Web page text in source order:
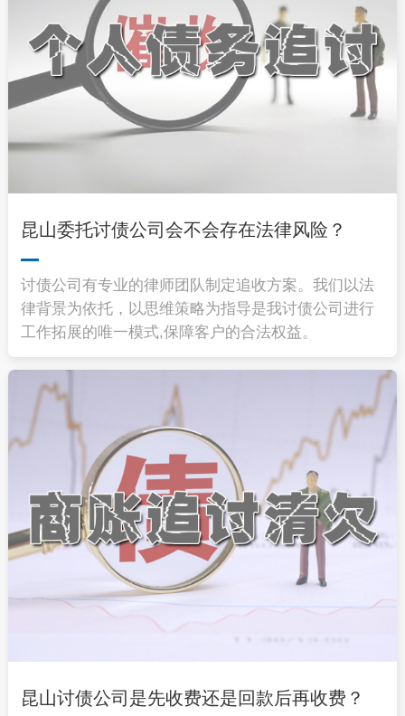
昆山委托讨债公司会不会存在法律风险？
讨债公司有专业的律师团队制定追收方案。我们以法
律背景为依托，以思维策略为指导是我讨债公司进行
工作拓展的唯一模式,保障客户的合法权益。
昆山讨债公司是先收费还是回款后再收费？